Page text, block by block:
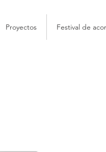
Proyectos Festival de